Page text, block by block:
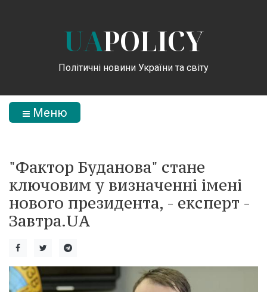
UAPOLICY
Політичні новини України та світу
Меню
"Фактор Буданова" стане
ключовим у визначенні імені
нового президента, - експерт -
Завтра.UA